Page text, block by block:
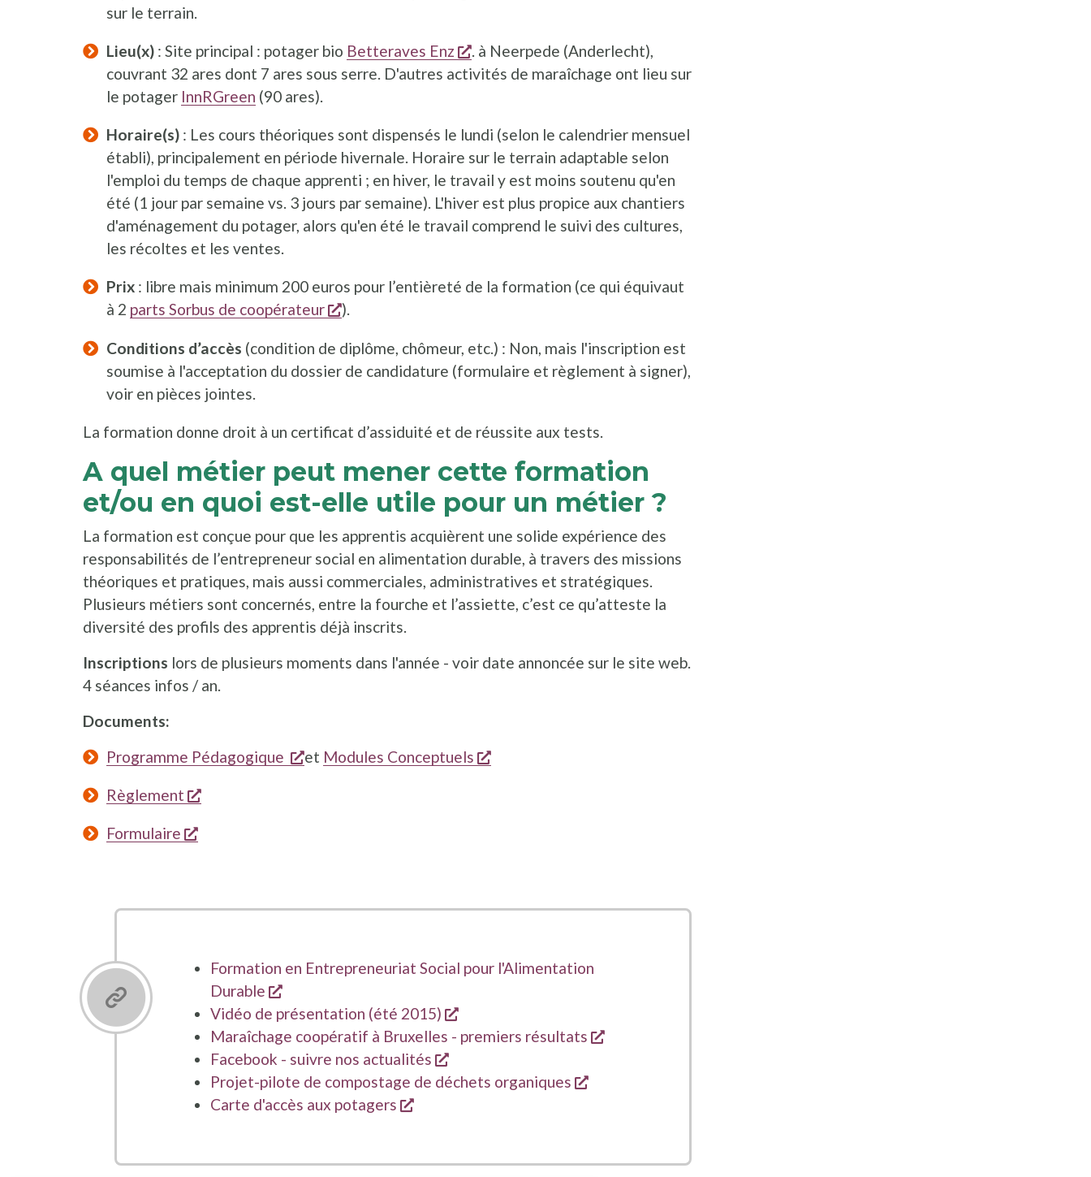
sur le terrain.
Lieu(x): Site principal : potager bio Betteraves Enz s'ouvre dans une nouvelle fenêtre
. à Neerpede (Anderlecht),
couvrant 32 ares dont 7 ares sous serre. D'autres activités de maraîchage ont lieu sur
le potager InnRGreen (90 ares).
Horaire(s): Les cours théoriques sont dispensés le lundi (selon le calendrier mensuel
établi), principalement en période hivernale. Horaire sur le terrain adaptable selon
l'emploi du temps de chaque apprenti ; en hiver, le travail y est moins soutenu qu'en
été (1 jour par semaine vs. 3 jours par semaine). L'hiver est plus propice aux chantiers
d'aménagement du potager, alors qu'en été le travail comprend le suivi des cultures,
les récoltes et les ventes.
Prix: libre mais minimum 200 euros pour l’entièreté de la formation (ce qui équivaut
à 2 parts Sorbus de coopérateur s'ouvre dans une nouvelle fenêtre
).
Conditions d’accès (condition de diplôme, chômeur, etc.) : Non, mais l'inscription est
soumise à l'acceptation du dossier de candidature (formulaire et règlement à signer),
voir en pièces jointes.
La formation donne droit à un certificat d’assiduité et de réussite aux tests.
A quel métier peut mener cette formation
et/ou en quoi est-elle utile pour un métier ?
La formation est conçue pour que les apprentis acquièrent une solide expérience des
responsabilités de l’entrepreneur social en alimentation durable, à travers des missions
théoriques et pratiques, mais aussi commerciales, administratives et stratégiques.
Plusieurs métiers sont concernés, entre la fourche et l’assiette, c’est ce qu’atteste la
diversité des profils des apprentis déjà inscrits.
Inscriptions lors de plusieurs moments dans l'année - voir date annoncée sur le site web.
4 séances infos / an.
Documents:
Programme Pédagogique
s'ouvre dans une nouvelle fenêtre
et Modules Conceptuels s'ouvre dans une nouvelle fenêtre
Règlement s'ouvre dans une nouvelle fenêtre
Formulaire s'ouvre dans une nouvelle fenêtre
Formation en Entrepreneuriat Social pour l'Alimentation
Durable
s'ouvre dans une nouvelle fenêtre
Vidéo de présentation (été 2015)
s'ouvre dans une nouvelle fenêtre
Maraîchage coopératif à Bruxelles - premiers résultats
s'ouvre dans une nouvelle fenêtre
Facebook - suivre nos actualités
s'ouvre dans une nouvelle fenêtre
Projet-pilote de compostage de déchets organiques
s'ouvre dans une nouvelle fenêtre
Carte d'accès aux potagers
s'ouvre dans une nouvelle fenêtre